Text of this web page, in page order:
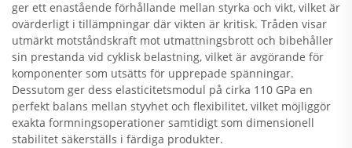
ger ett enastående förhållande mellan styrka och vikt, vilket är
ovärderligt i tillämpningar där vikten är kritisk. Tråden visar
utmärkt motståndskraft mot utmattningsbrott och bibehåller
sin prestanda vid cyklisk belastning, vilket är avgörande för
komponenter som utsätts för upprepade spänningar.
Dessutom ger dess elasticitetsmodul på cirka 110 GPa en
perfekt balans mellan styvhet och flexibilitet, vilket möjliggör
exakta formningsoperationer samtidigt som dimensionell
stabilitet säkerställs i färdiga produkter.